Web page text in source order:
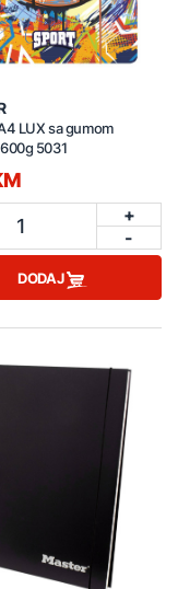
LUX sa gumom
5031
1
+
-
DODAJ